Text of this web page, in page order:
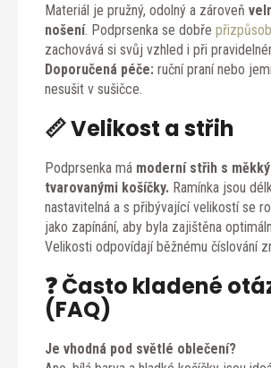
Materiál je pružný, odolný a zároveň
nošení. Podprsenka se dobře
zachovává si svůj vzhled i při
Doporučená péče: ruční praní nebo
nesušit v sušičce.
📏 Velikost a střih
Podprsenka má moderní střih s
tvarovanými košíčky. Ramínka jsou
nastavitelná a s přibývající velikostí se
jako zapínání, aby byla zajištěna
Velikosti odpovídají běžnému číslování
❓ Často kladené
(FAQ)
Je vhodná pod světlé oblečení?